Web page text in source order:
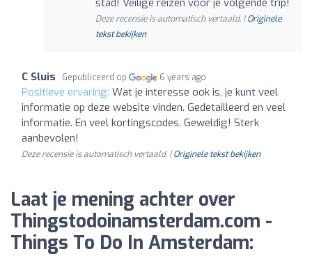
Deze recensie is automatisch vertaald. |Originele
tekst bekijken
C Sluis Gepubliceerd op 6 years ago
Positieve ervaring: Wat je interesse ook is, je kunt veel
informatie op deze website vinden. Gedetailleerd en veel
informatie. En veel kortingscodes. Geweldig! Sterk
aanbevolen!
Deze recensie is automatisch vertaald. |Originele tekst bekijken
Laat je mening achter over
Thingstodoinamsterdam.com -
Things To Do In Amsterdam: